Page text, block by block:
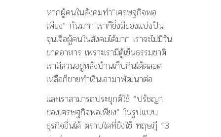
หากผู้คนในสังคมทำ”เศรษฐกิจพอ
เพียง” กันมาก เราก็ยิ่งมีของแบ่งปัน
จุนเจือผู้คนในสังคมได้มาก เราจะไม่มีวัน
ขาดอาหาร เพราะเรามีตู้เย็นธรรมชาติ
เรามีสวนอยู่หลังบ้านเก็บกินได้ตลอด
เหลือก็ขายทำเงินเอามาพัฒนาต่อ
และเราสามารถประยุกต์ใช้ “ปรัชญา
ของเศรษฐกิจพอเพียง” ในรูปแบบ
ธุรกิจอื่นได้ ตราบใดที่ยังใช้ ทฤษฎี “3